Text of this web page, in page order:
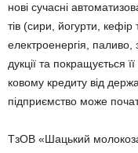
нові сучасні
тів (сири, йогурти,
електроенергія,
дукції та покращується
ковому кредиту від
підприємство може
ТзОВ «Шацький